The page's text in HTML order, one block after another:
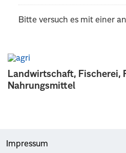
Landwirtschaft, Fischerei,
Nahrungsmittel
Bitte versuch es mit einer
Impressum